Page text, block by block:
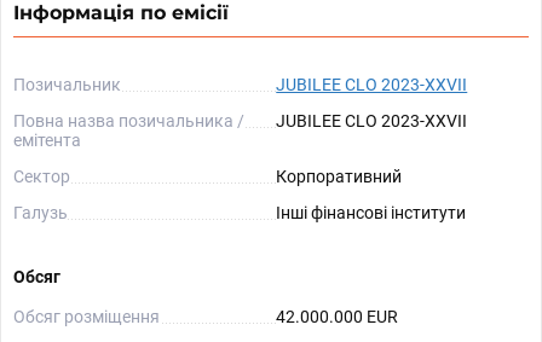
Інформація по емісії
Позичальник
JUBILEE CLO 2023-XXVII
Повна назва позичальника /
емітента
JUBILEE CLO 2023-XXVII
Сектор
Корпоративний
Галузь
Інші фінансові інститути
Обсяг
Обсяг розміщення
42.000.000 EUR